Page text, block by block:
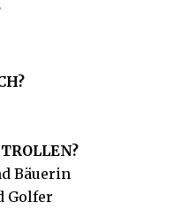
Bäuerin
Golfer